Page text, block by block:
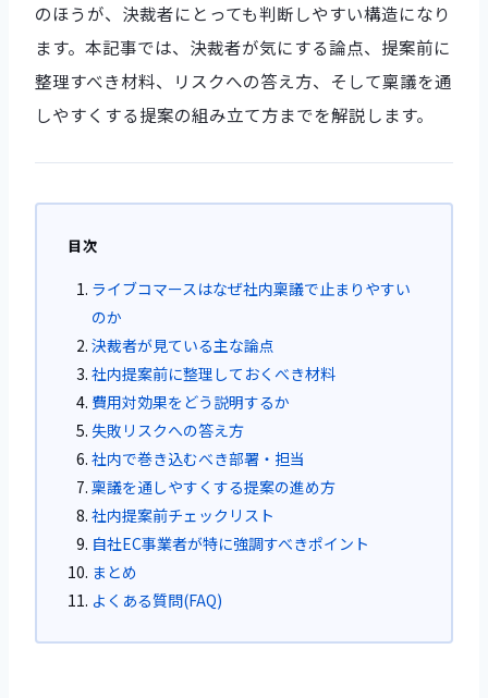
のほうが、決裁者にとっても判断しやすい構造になり
ます。本記事では、決裁者が気にする論点、提案前に
整理すべき材料、リスクへの答え方、そして稟議を通
しやすくする提案の組み立て方までを解説します。
目次
ライブコマースはなぜ社内稟議で止まりやすい
のか
決裁者が見ている主な論点
社内提案前に整理しておくべき材料
費用対効果をどう説明するか
失敗リスクへの答え方
社内で巻き込むべき部署・担当
稟議を通しやすくする提案の進め方
社内提案前チェックリスト
自社EC事業者が特に強調すべきポイント
まとめ
よくある質問(FAQ)